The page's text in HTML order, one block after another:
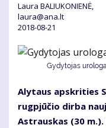
Laura BALIUKONIENĖ,
laura@ana.lt
2018-08-21
Gydytojas
Alytaus apskrities
rugpjūčio dirba
Astrauskas (30